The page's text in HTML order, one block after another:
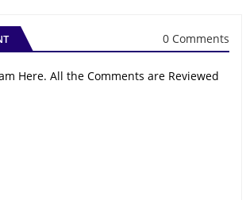
0 Comments
Here. All the Comments are Reviewed